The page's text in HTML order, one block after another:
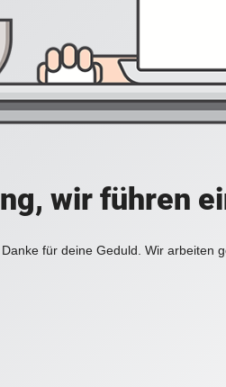
wir führen
Danke für deine Geduld. Wir arbeiten